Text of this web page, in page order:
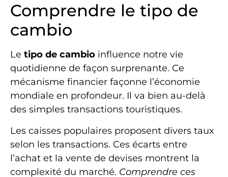
Comprendre le tipo de
cambio
Le tipo de cambio influence notre vie
quotidienne de façon surprenante. Ce
mécanisme financier façonne l’économie
mondiale en profondeur. Il va bien au-delà
des simples transactions touristiques.
Les caisses populaires proposent divers taux
selon les transactions. Ces écarts entre
l’achat et la vente de devises montrent la
complexité du marché. Comprendre ces